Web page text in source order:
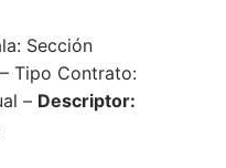
Sección
Tipo Contrato:
– Descriptor: